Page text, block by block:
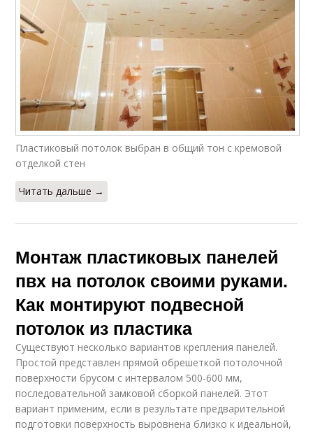
Пластиковый потолок выбран в общий тон с кремовой
отделкой стен
Читать дальше →
Монтаж пластиковых панелей
пвх на потолок своими руками.
Как монтируют подвесной
потолок из пластика
Существуют несколько вариантов крепления панелей.
Простой представлен прямой обрешеткой потолочной
поверхности брусом с интервалом 500-600 мм,
последовательной замковой сборкой панелей. Этот
вариант применим, если в результате предварительной
подготовки поверхность выровнена близко к идеальной,